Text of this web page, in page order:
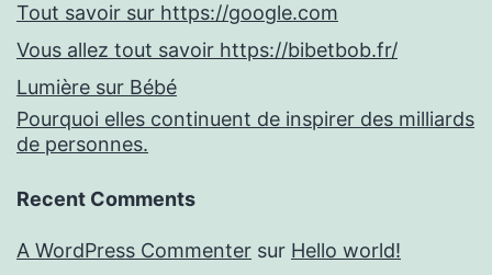
Tout savoir sur https://google.com
Vous allez tout savoir https://bibetbob.fr/
Lumière sur Bébé
Pourquoi elles continuent de inspirer des milliards
de personnes.
Recent Comments
A WordPress Commenter sur Hello world!